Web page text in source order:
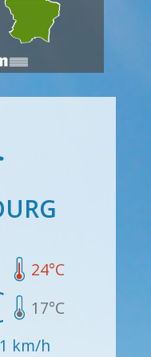
24°C
17°C
km/h